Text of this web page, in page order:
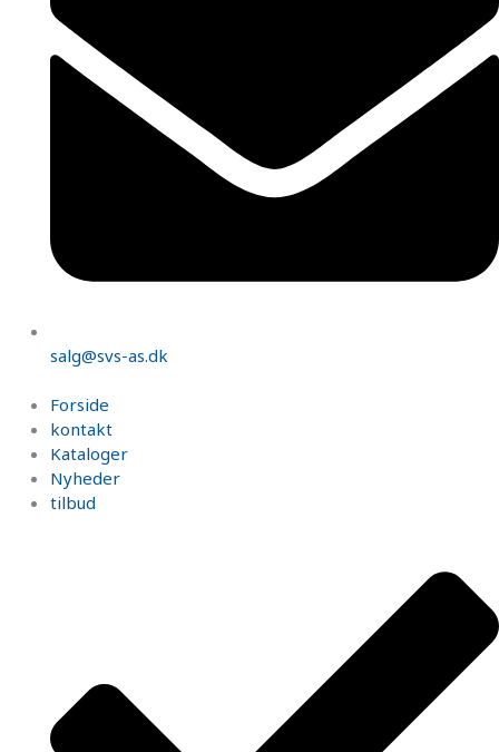
salg@svs-as.dk
Forside
kontakt
Kataloger
Nyheder
tilbud